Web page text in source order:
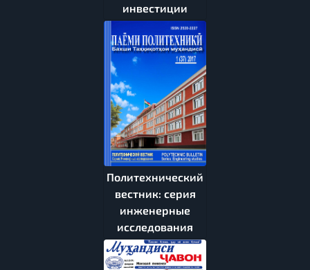
инвестиции
Политехнический
вестник: серия
инженерные
исследования